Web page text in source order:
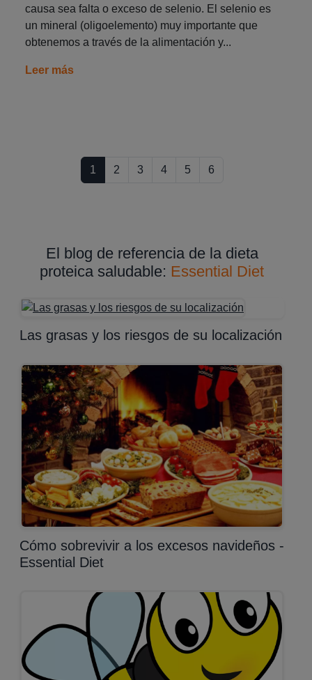
causa sea falta o exceso de selenio. El selenio es
un mineral (oligoelemento) muy importante que
obtenemos a través de la alimentación y...
Leer más
1 2 3 4 5 6
El blog de referencia de la dieta
proteica saludable: Essential Diet
Las grasas y los riesgos de su localización
Cómo sobrevivir a los excesos navideños -
Essential Diet